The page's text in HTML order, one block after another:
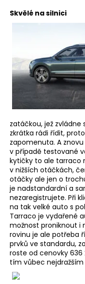
Skvělé na silnici
zatáčkou, jež
zkrátka rádi řídit,
zapomenuta. A
v případě testované
kytičky to ale tarraco
v nižších otáčkách,
otáčky ale jen o
je nadstandardní a
nezaregistrujete. Při
na tak velké auto s
Tarraco je vydařené
možnost proniknout i
rovinu je ale potřeba
prvků ve standardu,
roste od cenovky 636
tím vůbec nejdražším